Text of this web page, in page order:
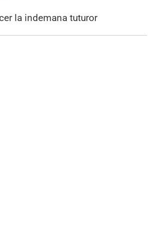
la indemana tuturor